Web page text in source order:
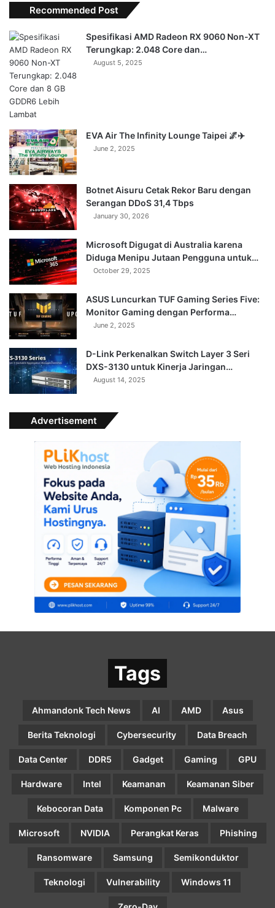
Recommended Post
Spesifikasi AMD Radeon RX 9060 Non-XT
Terungkap: 2.048 Core dan…
August 5, 2025
EVA Air The Infinity Lounge Taipei 🌌✈️
June 2, 2025
Botnet Aisuru Cetak Rekor Baru dengan
Serangan DDoS 31,4 Tbps
January 30, 2026
Microsoft Digugat di Australia karena
Diduga Menipu Jutaan Pengguna untuk…
October 29, 2025
ASUS Luncurkan TUF Gaming Series Five:
Monitor Gaming dengan Performa…
June 2, 2025
D-Link Perkenalkan Switch Layer 3 Seri
DXS-3130 untuk Kinerja Jaringan…
August 14, 2025
Advertisement
Tags
Ahmandonk Tech News AI AMD Asus
Berita Teknologi Cybersecurity Data Breach
Data Center DDR5 Gadget Gaming GPU
Hardware Intel Keamanan Keamanan Siber
Kebocoran Data Komponen Pc Malware
Microsoft NVIDIA Perangkat Keras Phishing
Ransomware Samsung Semikonduktor
Teknologi Vulnerability Windows 11